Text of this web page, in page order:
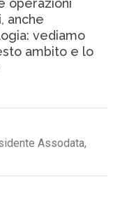
operazioni
anche
vediamo
ambito e lo
Assodata,